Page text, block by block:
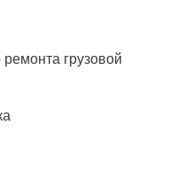
грузовой